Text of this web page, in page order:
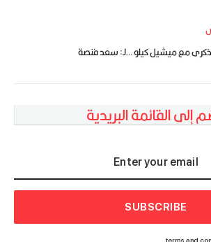
مع ميشيل كيلو …لـ: سعد فنصة
إلى القائمة البريدية
SUBSCRIBE